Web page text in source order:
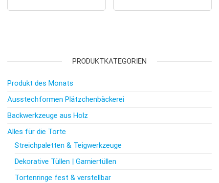
PRODUKTKATEGORIEN
Produkt des Monats
Ausstechformen Plätzchenbäckerei
Backwerkzeuge aus Holz
Alles für die Torte
Streichpaletten & Teigwerkzeuge
Dekorative Tüllen | Garniertüllen
Tortenringe fest & verstellbar